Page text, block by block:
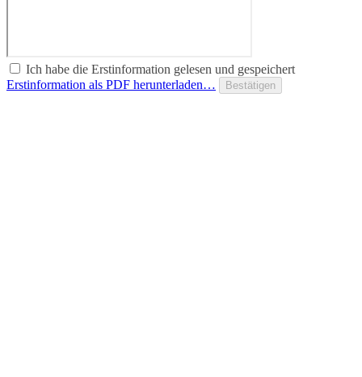
Ich habe die Erstinformation gelesen und gespeichert
Erstinformation als PDF herunterladen…
Bestätigen